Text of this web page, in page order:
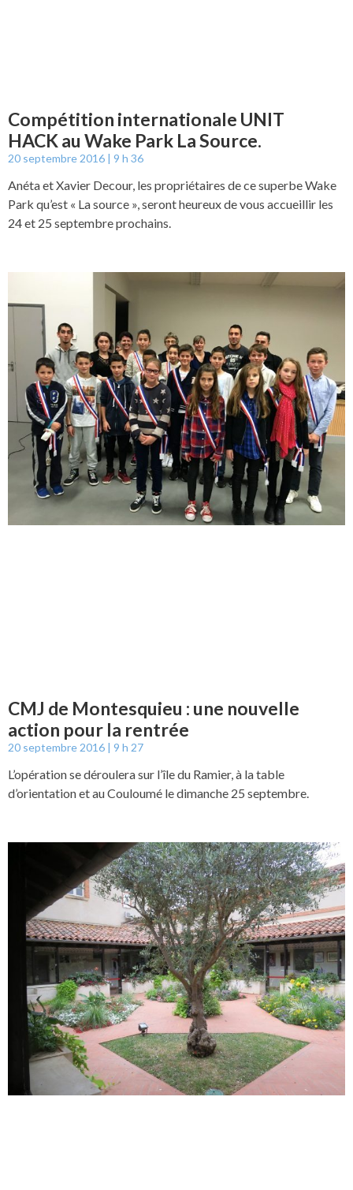
Compétition internationale UNIT
HACK au Wake Park La Source.
20 septembre 2016 9 h 36
Anéta et Xavier Decour, les propriétaires de ce superbe Wake
Park qu’est « La source », seront heureux de vous accueillir les
24 et 25 septembre prochains.
CMJ de Montesquieu : une nouvelle
action pour la rentrée
20 septembre 2016 9 h 27
L’opération se déroulera sur l’île du Ramier, à la table
d’orientation et au Couloumé le dimanche 25 septembre.